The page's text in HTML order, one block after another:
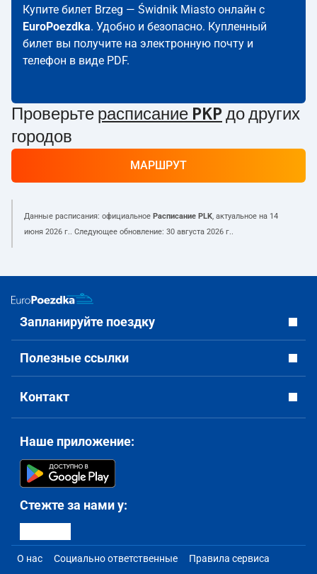
Купите билет Brzeg — Świdnik Miasto онлайн с
EuroPoezdka. Удобно и безопасно. Купленный
билет вы получите на электронную почту и
телефон в виде PDF.
Проверьте расписание PKP до других
городов
МАРШРУТ
Данные расписания: официальное Расписание PLK, актуальное на 14
июня 2026 г.. Следующее обновление: 30 августа 2026 г..
Запланируйте поездку
Полезные ссылки
Контакт
Наше приложение:
Стежте за нами у:
О нас Социально ответственные Правила сервиса